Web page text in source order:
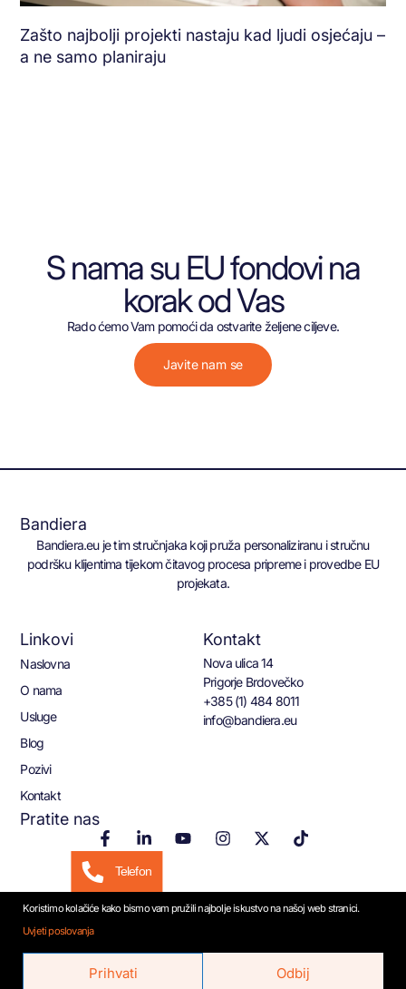
Koristimo kolačiće kako bismo vam pružili najbolje iskustvo na našoj web stranici.
Uvjeti poslovanja
Prihvati Odbij
Zašto najbolji projekti nastaju kad ljudi osjećaju –
a ne samo planiraju
S nama su EU fondovi na
korak od Vas
Rado ćemo Vam pomoći da ostvarite željene ciljeve.
Javite nam se
Bandiera
Bandiera.eu je tim stručnjaka koji pruža personaliziranu i stručnu
podršku klijentima tijekom čitavog procesa pripreme i provedbe EU
projekata.
Linkovi
Naslovna
O nama
Usluge
Blog
Pozivi
Kontakt
Kontakt
Nova ulica 14
Prigorje Brdovečko
+385 (1) 484 8011
info@bandiera.eu
Pratite nas
Telefon
Email
WhatsApp